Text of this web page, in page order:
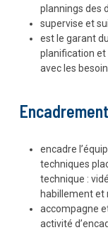
plannings des
supervise et
est le garant
planification et
avec les
Encadrement
encadre
techniques
technique :
habillement et
accompagne
activité